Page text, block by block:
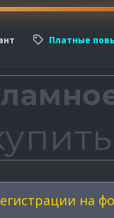
Платные
на